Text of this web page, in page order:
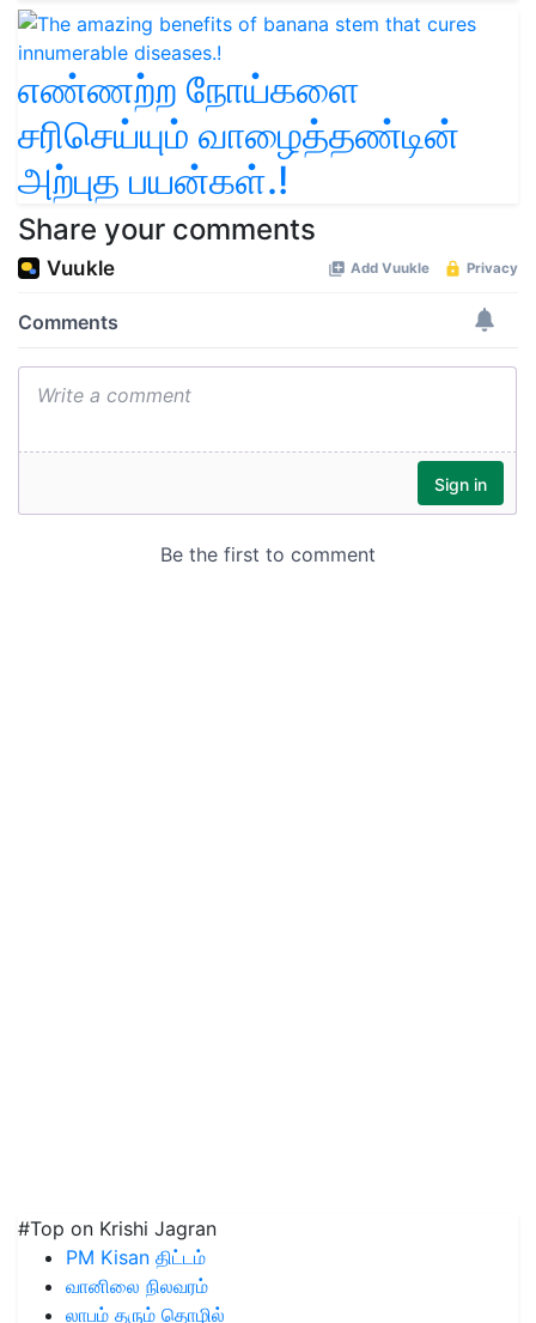
எண்ணற்ற நோய்களை
சரிசெய்யும் வாழைத்தண்டின்
அற்புத பயன்கள்.!
Share your comments
#Top on Krishi Jagran
PM Kisan திட்டம்
வானிலை நிலவரம்
லாபம் தரும் தொழில்